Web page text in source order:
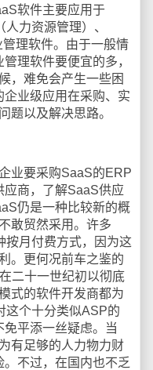
软件主要应用于
力资源管理）、
理软件。由于一般情
理软件要便宜的多，
，难免会产生一些困
业级应用在采购、实
题以及解决思路。
要采购SaaS的ERP
商，了解SaaS供应
仍是一种比较新的概
敢贸然采用。许多
按月付费方式，因为这
。更何况前车之鉴的
二十一世纪初以彻底
式的软件开发商都为
这个十分类似ASP的
平添一丝疑虑。当
有足够的人力物力财
不过，在国内也不乏